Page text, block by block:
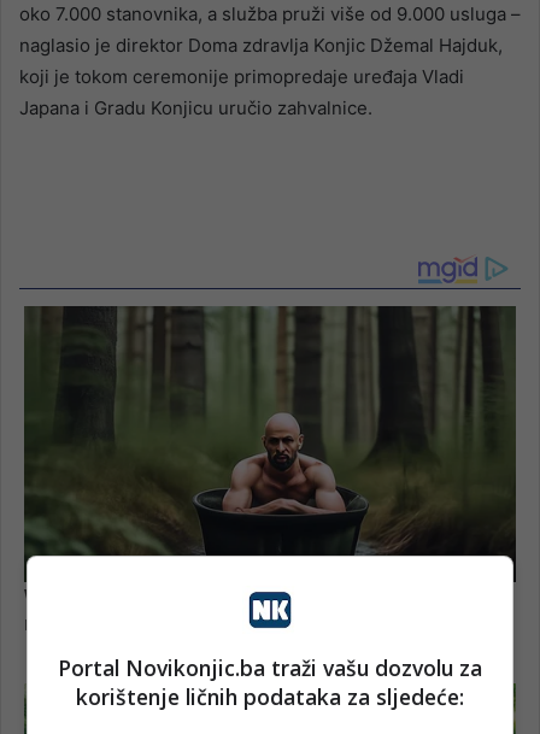
oko 7.000 stanovnika, a služba pruži više od 9.000 usluga –
naglasio je direktor Doma zdravlja Konjic Džemal Hajduk,
koji je tokom ceremonije primopredaje uređaja Vladi
Japana i Gradu Konjicu uručio zahvalnice.
Portal Novikonjic.ba traži vašu dozvolu za
korištenje ličnih podataka za sljedeće: